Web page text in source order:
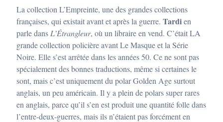
La collection L’Empreinte, une des grandes collections
françaises, qui existait avant et après la guerre. Tardien
parle dans L’Étrangleur, où un libraire en vend. C’était LA
grande collection policière avant Le Masque et la Série
Noire. Elle s’est arrêtée dans les années 50. Ce ne sont pas
spécialement des bonnes traductions, même si certaines le
sont, mais c’est uniquement du polar Golden Age surtout
anglais, un peu américain. Il y a plein de polars super rares
en anglais, parce qu’il s’en est produit une quantité folle dans
l’entre-deux-guerres, mais ils n’étaient pas forcément en